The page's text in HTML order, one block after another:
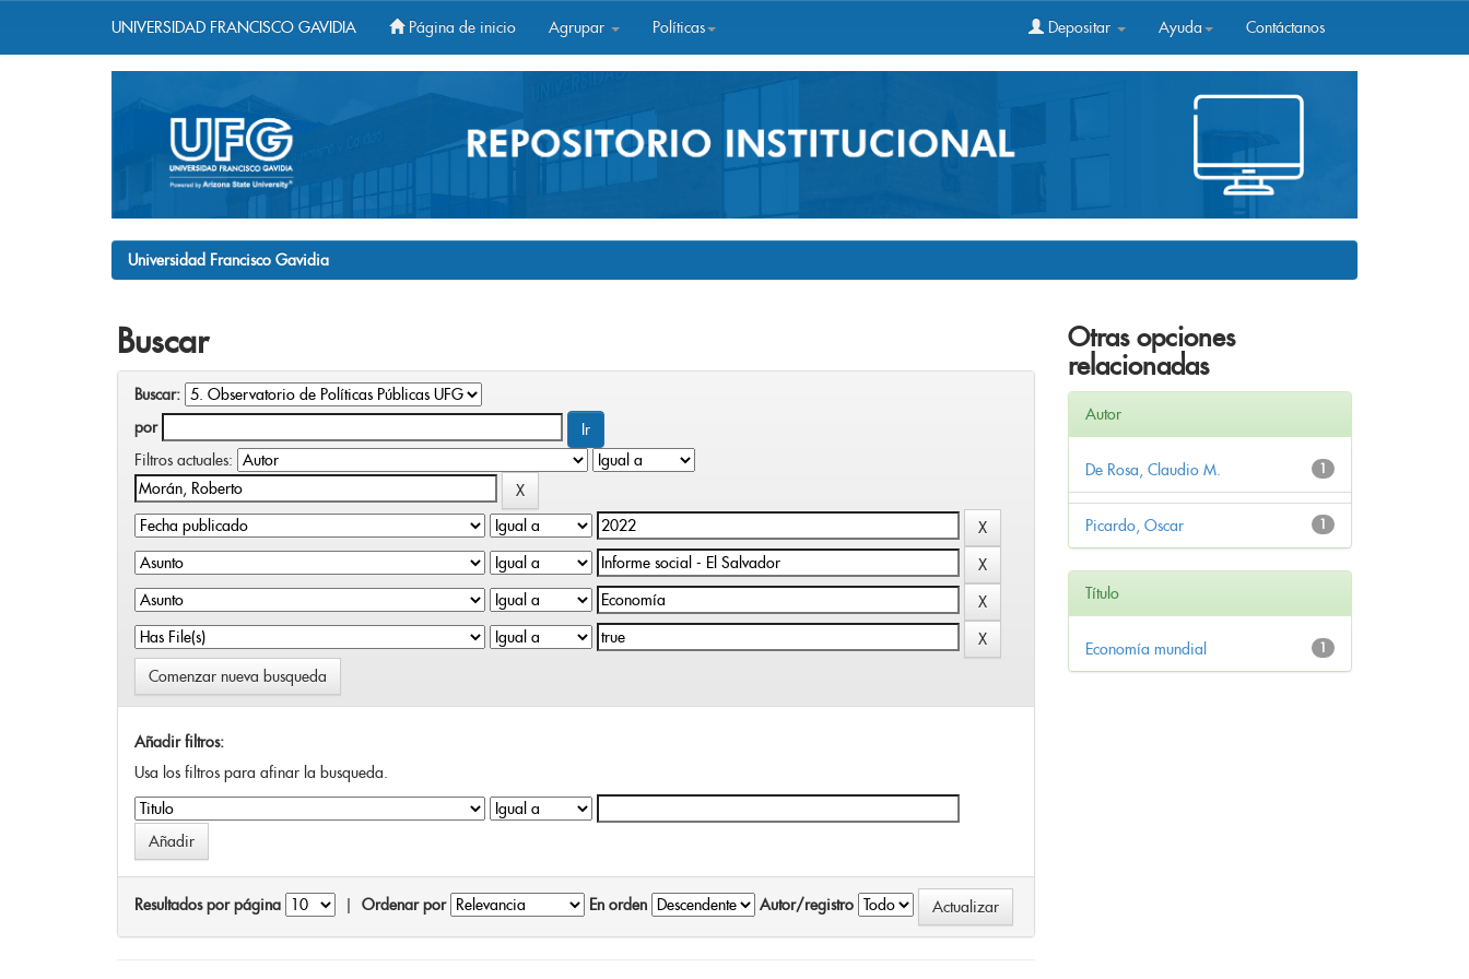
UNIVERSIDAD FRANCISCO GAVIDIA Página de inicio Agrupar Políticas Depositar Ayuda Contáctanos
Universidad Francisco Gavidia
Buscar
Buscar:
por
Filtros actuales:
Comenzar nueva busqueda
Añadir filtros:
Usa los filtros para afinar la busqueda.
Resultados por página Ordenar por En orden Autor/registro
Otras opciones
relacionadas
Autor
1
De Rosa, Claudio M.
1
Picardo, Oscar
Título
1
Economía mundial